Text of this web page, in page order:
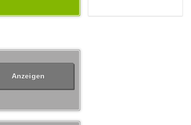
Anzeigen